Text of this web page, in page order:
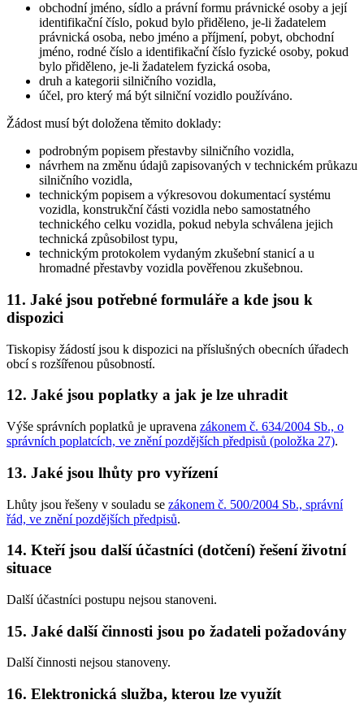
obchodní jméno, sídlo a právní formu právnické osoby a její
identifikační číslo, pokud bylo přiděleno, je-li žadatelem
právnická osoba, nebo jméno a příjmení, pobyt, obchodní
jméno, rodné číslo a identifikační číslo fyzické osoby, pokud
bylo přiděleno, je-li žadatelem fyzická osoba,
druh a kategorii silničního vozidla,
účel, pro který má být silniční vozidlo používáno.
Žádost musí být doložena těmito doklady:
podrobným popisem přestavby silničního vozidla,
návrhem na změnu údajů zapisovaných v technickém průkazu
silničního vozidla,
technickým popisem a výkresovou dokumentací systému
vozidla, konstrukční části vozidla nebo samostatného
technického celku vozidla, pokud nebyla schválena jejich
technická způsobilost typu,
technickým protokolem vydaným zkušební stanicí a u
hromadné přestavby vozidla pověřenou zkušebnou.
11. Jaké jsou potřebné formuláře a kde jsou k
dispozici
Tiskopisy žádostí jsou k dispozici na příslušných obecních úřadech
obcí s rozšířenou působností.
12. Jaké jsou poplatky a jak je lze uhradit
Výše správních poplatků je upravena zákonem č. 634/2004 Sb., o
správních poplatcích, ve znění pozdějších předpisů (položka 27).
13. Jaké jsou lhůty pro vyřízení
Lhůty jsou řešeny v souladu se zákonem č. 500/2004 Sb., správní
řád, ve znění pozdějších předpisů.
14. Kteří jsou další účastníci (dotčení) řešení životní
situace
Další účastníci postupu nejsou stanoveni.
15. Jaké další činnosti jsou po žadateli požadovány
Další činnosti nejsou stanoveny.
16. Elektronická služba, kterou lze využít